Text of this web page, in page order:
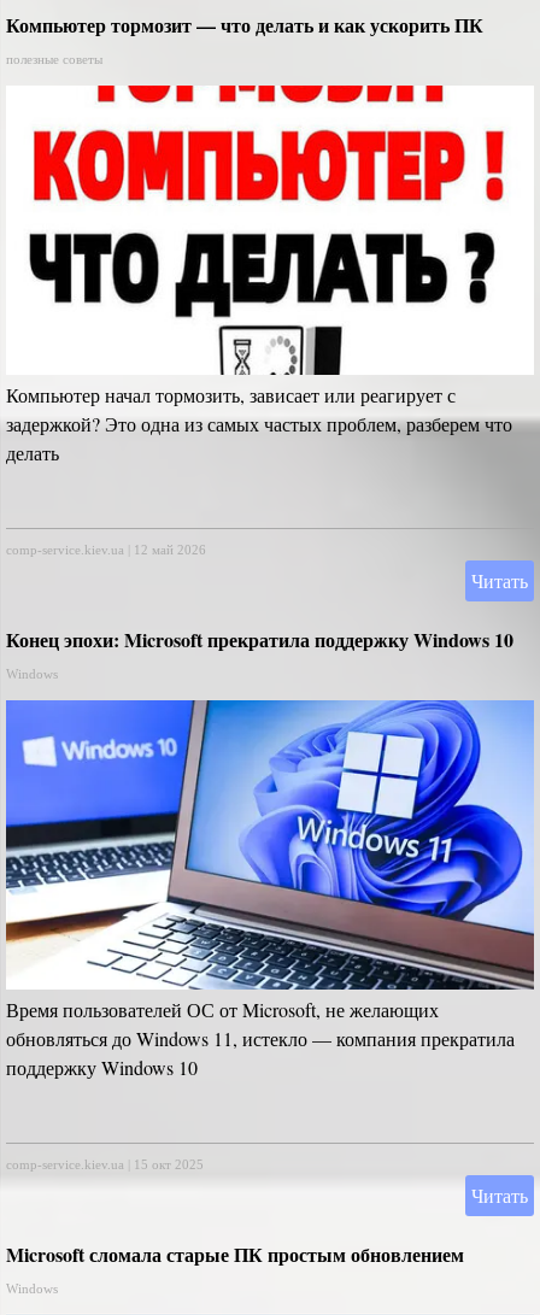
Компьютер тормозит — что делать и как ускорить ПК
полезные советы
Компьютер начал тормозить, зависает или реагирует с
задержкой? Это одна из самых частых проблем, разберем что
делать
comp-service.kiev.ua 12 май 2026
Читать
Конец эпохи: Microsoft прекратила поддержку Windows 10
Windows
Время пользователей ОС от Microsoft, не желающих
обновляться до Windows 11, истекло — компания прекратила
поддержку Windows 10
comp-service.kiev.ua 15 окт 2025
Читать
Microsoft сломала старые ПК простым обновлением
Windows